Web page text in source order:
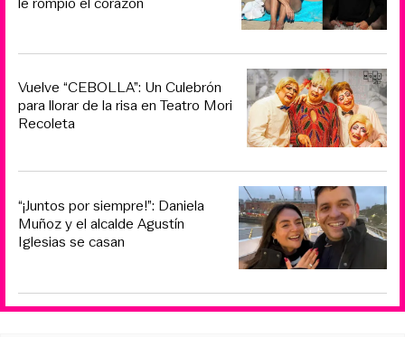
Vuelve “CEBOLLA”: Un Culebrón
para llorar de la risa en Teatro Mori
Recoleta
“¡Juntos por siempre!”: Daniela
Muñoz y el alcalde Agustín
Iglesias se casan